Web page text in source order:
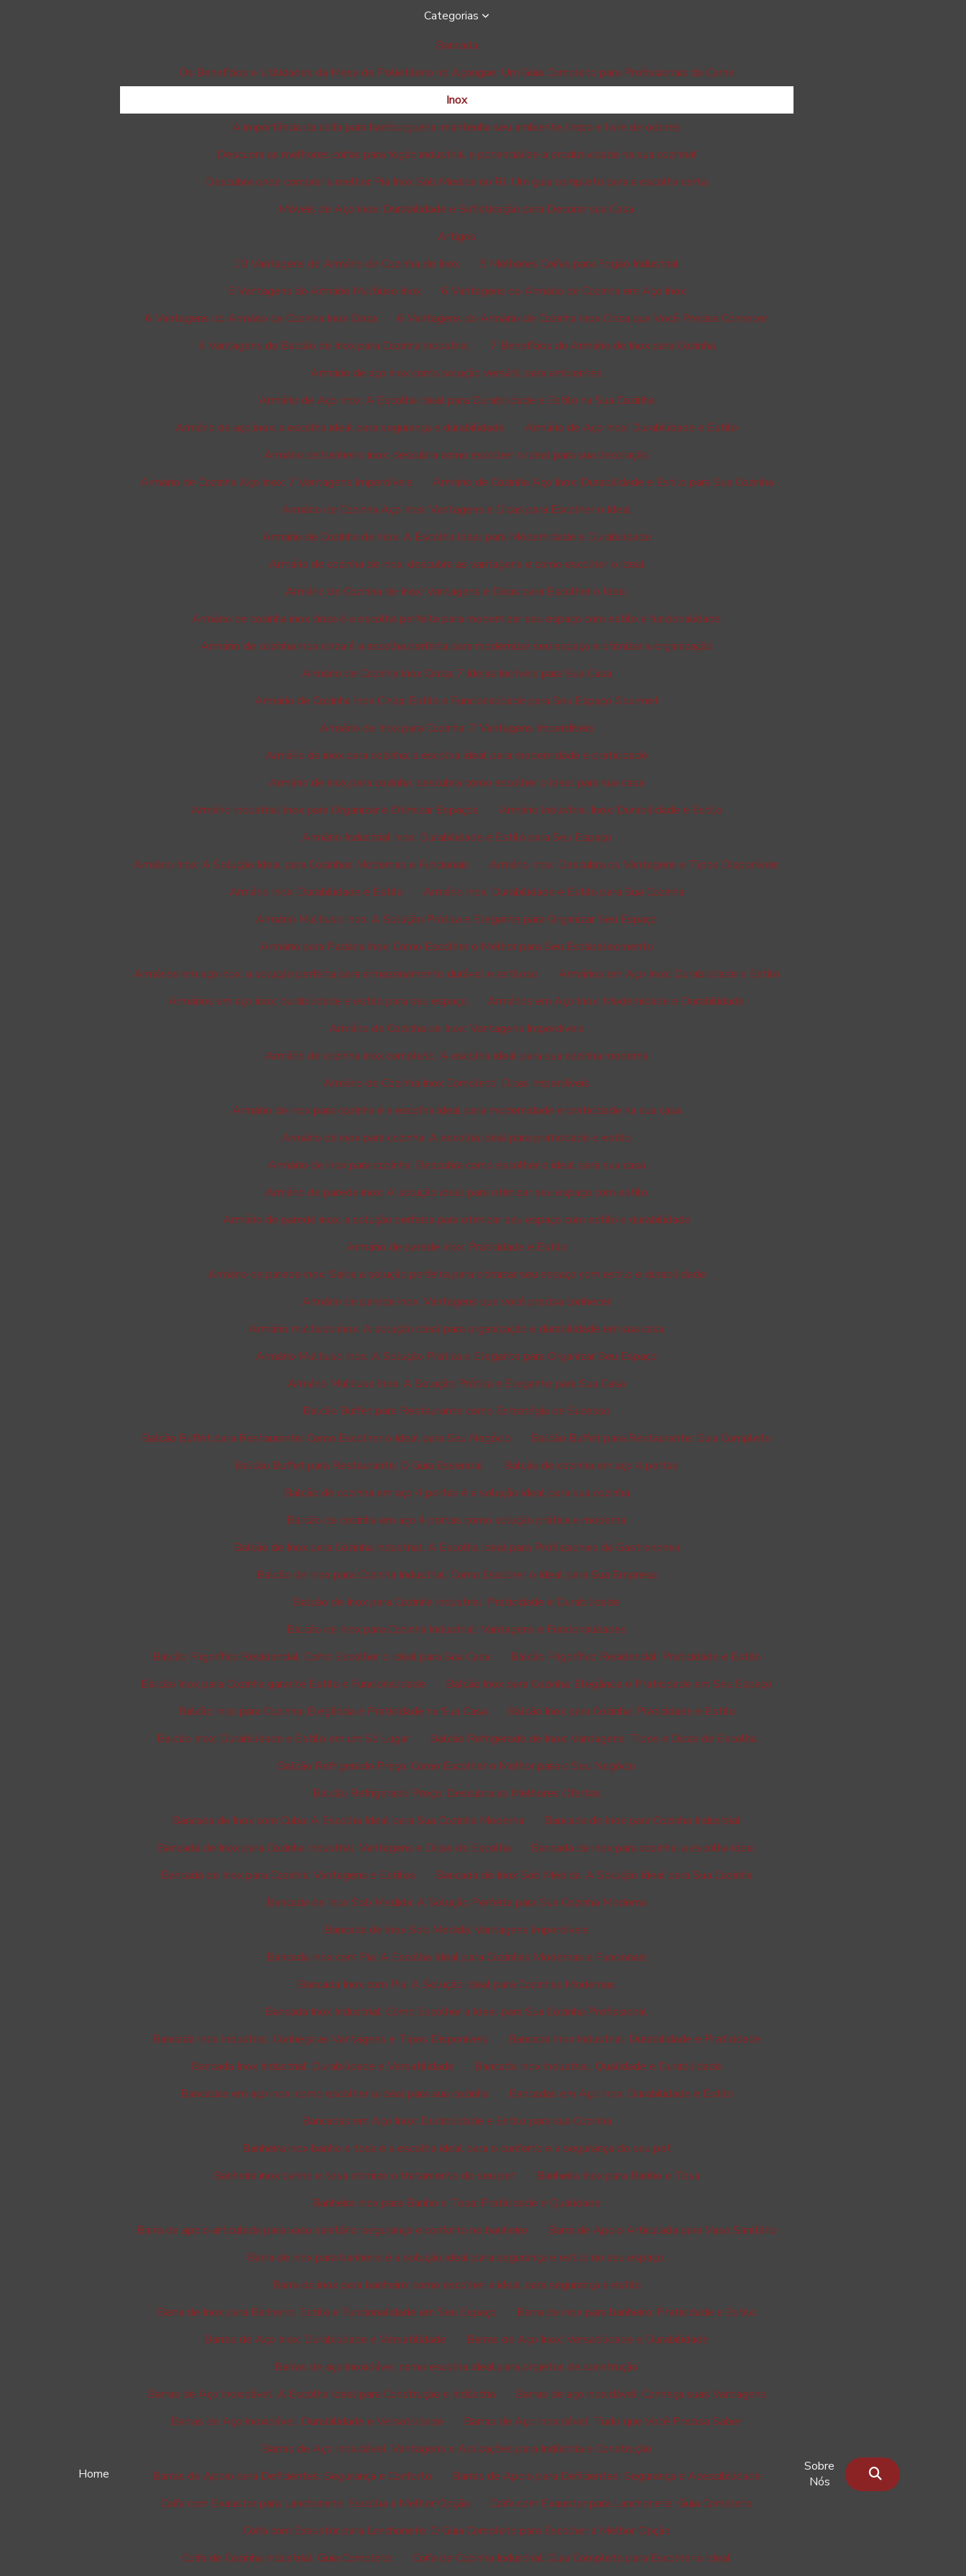
Home
Categorias
Bancada
Os Benefícios e Utilidades da Mesa de Polietileno no Açougue: Um Guia Completo para Profissionais da Carne
Inox
A importância da coifa para hamburgueria: mantenha seu ambiente limpo e livre de odores
Descubra as melhores coifas para fogão industrial e potencialize a produtividade na sua cozinha!
Descubra onde comprar a melhor Pia Inox Sob Medida no RJ: Um guia completo para a escolha certa
Móveis de Aço Inox: Durabilidade e Sofisticação para Decorar sua Casa
Artigos
10 Vantagens do Armário de Cozinha de Inox
5 Melhores Coifas para Fogão Industrial
5 Vantagens do Armário Multiuso Inox
6 Vantagens do Armário de Cozinha em Aço Inox
6 Vantagens do Armário de Cozinha Inox Cinza
6 Vantagens do Armário de Cozinha Inox Cinza que Você Precisa Conhecer
6 Vantagens do Balcão de Inox para Cozinha Industrial
7 Benefícios do Armário de Inox para Cozinha
Armário de aço inox como solução versátil para ambientes
Armário de Aço Inox: A Escolha Ideal para Durabilidade e Estilo na Sua Cozinha
Armário de aço inox: a escolha ideal para segurança e durabilidade
Armário de Aço Inox: Durabilidade e Estilo
Armário de banheiro inox: descubra como escolher o ideal para sua decoração
Armário de Cozinha Aço Inox: 7 Vantagens Imperdíveis
Armário de Cozinha Aço Inox: Durabilidade e Estilo para Sua Cozinha
Armário de Cozinha Aço Inox: Vantagens e Dicas para Escolher o Ideal
Armário de Cozinha de Inox: A Escolha Ideal para Modernidade e Durabilidade
Armário de cozinha de inox: descubra as vantagens e como escolher o ideal
Armário de Cozinha de Inox: Vantagens e Dicas para Escolher o Ideal
Armário de cozinha inox cinza é a escolha perfeita para modernizar seu espaço com estilo e funcionalidade
Armário de cozinha inox cinza é a escolha perfeita para modernizar seu espaço e otimizar a organização
Armário de Cozinha Inox Cinza: 7 Ideias Incríveis para Sua Casa
Armário de Cozinha Inox Cinza: Estilo e Funcionalidade para Seu Espaço Gourmet
Armário de Inox para Cozinha: 7 Vantagens Imperdíveis
Armário de inox para cozinha: a escolha ideal para modernidade e praticidade
Armário de inox para cozinha: descubra como escolher o ideal para sua casa
Armário Industrial Inox para Organizar e Otimizar Espaços
Armário Industrial Inox: Durabilidade e Estilo
Armário Industrial Inox: Durabilidade e Estilo para Seu Espaço
Armário Inox: A Solução Ideal para Cozinhas Modernas e Funcionais
Armário Inox: Descubra os Vantagens e Tipos Disponíveis
Armário Inox: Durabilidade e Estilo
Armário Inox: Durabilidade e Estilo para Sua Cozinha
Armário Multiuso Inox: A Solução Prática e Elegante para Organizar Seu Espaço
Armário para Padaria Inox: Como Escolher o Melhor para Seu Estabelecimento
Armários em aço inox: a solução perfeita para armazenamento durável e estiloso
Armários em Aço Inox: Durabilidade e Estilo
Armários em aço inox: durabilidade e estilo para seu espaço
Armários em Aço Inox: Modernidade e Durabilidade
Armário de Cozinha de Inox: Vantagens Imperdíveis
Armário de cozinha inox completo: A escolha ideal para sua cozinha moderna
Armário de Cozinha Inox Completo: Dicas Imperdíveis
Armário de inox para cozinha é a escolha ideal para modernidade e praticidade na sua casa
Armário de inox para cozinha: A escolha ideal para praticidade e estilo
Armário de inox para cozinha: Descubra como escolher o ideal para sua casa
Armário de parede inox: A solução ideal para otimizar seu espaço com estilo
Armário de parede inox: a solução perfeita para otimizar seu espaço com estilo e durabilidade
Armário de parede inox: Praticidade e Estilo
Armário de parede inox: Saiba a solução perfeita para otimizar seu espaço com estilo e durabilidade
Armário de parede inox: Vantagens que você precisa conhecer
Armário multiuso inox: A solução ideal para organização e durabilidade em sua casa
Armário Multiuso Inox: A Solução Prática e Elegante para Organizar Seu Espaço
Armário Multiuso Inox: A Solução Prática e Elegante para Sua Casa
Balcão Buffet para Restaurante como Estratégia de Sucesso
Balcão Buffet para Restaurante: Como Escolher o Ideal para Seu Negócio
Balcão Buffet para Restaurante: Guia Completo
Balcão Buffet para Restaurante: O Guia Essencial
Balcão de cozinha em aço 4 portas
Balcão de cozinha em aço 4 portas é a solução ideal para sua cozinha
Balcão de cozinha em aço 4 portas como solução prática e moderna
Balcão de Inox para Cozinha Industrial: A Escolha Ideal para Profissionais da Gastronomia
Balcão de Inox para Cozinha Industrial: Como Escolher o Ideal para Sua Empresa
Balcão de Inox para Cozinha Industrial: Praticidade e Durabilidade
Balcão de Inox para Cozinha Industrial: Vantagens e Funcionalidades
Balcão Frigorífico Residencial: Como Escolher o Ideal para Sua Casa
Balcão Frigorífico Residencial: Praticidade e Estilo
Balcão Inox para Cozinha garante Estilo e Funcionalidade
Balcão Inox para Cozinha: Elegância e Praticidade em Seu Espaço
Balcão Inox para Cozinha: Elegância e Praticidade na Sua Casa
Balcão Inox para Cozinha: Praticidade e Estilo
Balcão Inox: Durabilidade e Estilo em um Só Lugar
Balcão Refrigerado de Inox: Vantagens, Tipos e Dicas de Escolha
Balcão Refrigerado Preço: Como Escolher o Melhor para o Seu Negócio
Balcão Refrigerado Preço: Descubra as Melhores Ofertas
Bancada de Inox com Cuba: A Escolha Ideal para Sua Cozinha Moderna
Bancada de Inox para Cozinha Industrial
Bancada de Inox para Cozinha Industrial: Vantagens e Dicas de Escolha
Bancada de inox para cozinha: a escolha ideal
Bancada de Inox para Cozinha: Vantagens e Estilos
Bancada de Inox Sob Medida: A Solução Ideal para Sua Cozinha
Bancada de Inox Sob Medida: A Solução Perfeita para Sua Cozinha Moderna
Bancada de Inox Sob Medida: Vantagens Imperdíveis
Bancada Inox com Pia: A Escolha Ideal para Cozinhas Modernas e Funcionais
Bancada Inox com Pia: A Solução Ideal para Cozinhas Modernas
Bancada Inox Industrial: Como Escolher a Ideal para Sua Cozinha Profissional
Bancada Inox Industrial: Conheça as Vantagens e Tipos Disponíveis
Bancada Inox Industrial: Durabilidade e Praticidade
Bancada Inox Industrial: Durabilidade e Versatilidade
Bancada Inox Industrial: Qualidade e Durabilidade
Bancadas em aço inox: como escolher a ideal para sua cozinha
Bancadas em Aço Inox: Durabilidade e Estilo
Bancadas em Aço Inox: Durabilidade e Estilo para sua Cozinha
Banheira inox banho e tosa é a escolha ideal para o conforto e a segurança do seu pet
Banheira inox banho e tosa otimize o tratamento do seu pet
Banheira Inox para Banho e Tosa
Banheira Inox para Banho e Tosa: Praticidade e Qualidade
Barra de apoio articulada para vaso sanitário: segurança e conforto no banheiro
Barra de Apoio Articulada para Vaso Sanitário
Barra de inox para banheiro é a solução ideal para segurança e estilo no seu espaço.
Barra de inox para banheiro: como escolher a ideal para segurança e estilo
Barra de Inox para Banheiro: Estilo e Funcionalidade em Seu Espaço
Barra de inox para banheiro: Praticidade e Estilo
Barras de Aço Inox: Durabilidade e Versatilidade
Barras de Aço Inox: Versatilidade e Durabilidade
Barras de aço inoxidável como escolha ideal para projetos de construção
Barras de Aço Inoxidável: A Escolha Ideal para Construção e Indústria
Barras de aço inoxidável: Conheça suas Vantagens
Barras de Aço Inoxidável: Durabilidade e Versatilidade
Barras de Aço Inoxidável: Tudo que Você Precisa Saber
Barras de Aço Inoxidável: Vantagens e Aplicações para Indústria e Construção
Barras de Apoio para Deficientes: Segurança e Conforto
Barras de Apoio para Deficientes: Segurança e Acessibilidade
Coifa com Exaustor para Lanchonete: Escolha a Melhor Opção
Coifa com Exaustor para Lanchonete: Guia Completo
Coifa com Exaustor para Lanchonete: O Guia Completo para Escolher a Melhor Opção
Coifa de Cozinha Industrial: Guia Completo
Coifa de Cozinha Industrial: Guia Completo para Escolher a Ideal
Sobre
Nós